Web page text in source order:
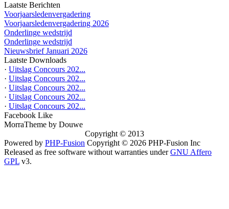
Laatste Berichten
Voorjaarsledenvergadering
Voorjaarsledenvergadering 2026
Onderlinge wedstrijd
Onderlinge wedstrijd
Nieuwsbrief Januari 2026
Laatste Downloads
· Uitslag Concours 202...
· Uitslag Concours 202...
· Uitslag Concours 202...
· Uitslag Concours 202...
· Uitslag Concours 202...
Facebook Like
MorraTheme by Douwe
Copyright © 2013
Powered by PHP-Fusion Copyright © 2026 PHP-Fusion Inc
Released as free software without warranties underGNU Affero
GPL v3.